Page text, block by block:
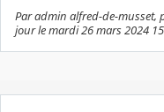
Par admin alfred-de-musset,
jour le mardi 26 mars 2024